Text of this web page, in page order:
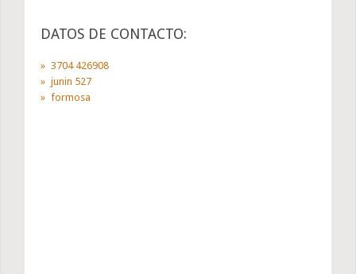
DATOS DE CONTACTO:
3704 426908
junin 527
formosa